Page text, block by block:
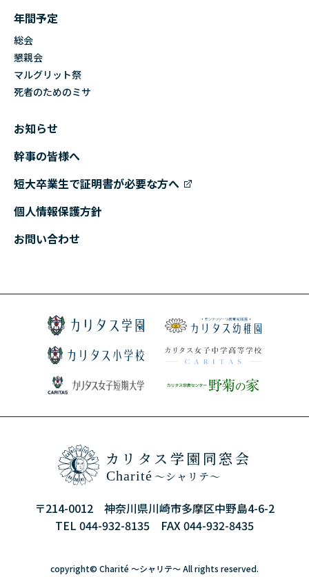
年間予定
総会
懇親会
マルグリット祭
死者のためのミサ
お知らせ
幹事の皆様へ
短大卒業生で証明書が必要な方へ
個人情報保護方針
お問い合わせ
カリタス学園同窓会
Charité ～シャリテ～
〒214-0012 神奈川県川崎市多摩区中野島4-6-2
TEL 044-932-8135 FAX 044-932-8435
copyright© Charité ～シャリテ～All rights reserved.